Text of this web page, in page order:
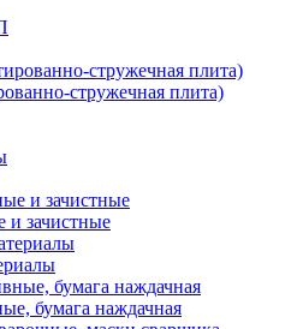
стружечная плита)
и зачистные
бумага наждачная